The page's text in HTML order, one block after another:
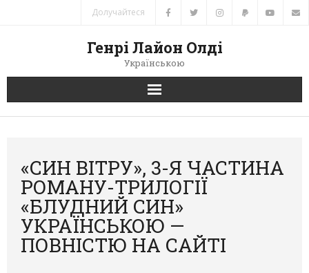
Долучайтеся
Генрі Лайон Олді
Українською
Головна
Автори
Книги
«СИН ВІТРУ», 3-Я ЧАСТИНА
РОМАНУ-ТРИЛОГІЇ
«БЛУДНИЙ СИН»
УКРАЇНСЬКОЮ —
ПОВНІСТЮ НА САЙТІ